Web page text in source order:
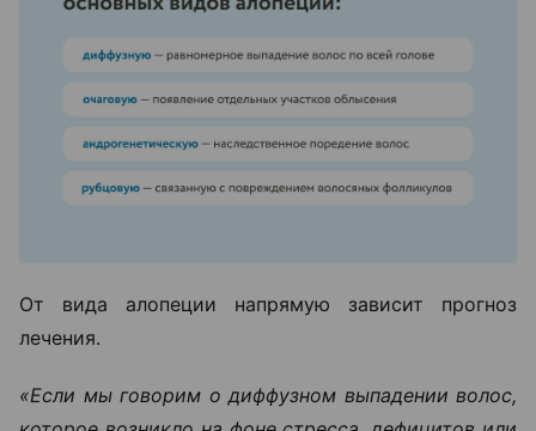
От вида алопеции напрямую зависит прогноз
лечения.
«Если мы говорим о диффузном выпадении волос,